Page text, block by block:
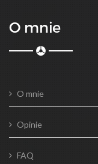
O mnie
O mnie
Opinie
FAQ